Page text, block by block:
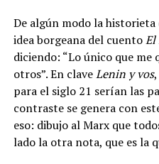
De algún modo la
idea borgeana del cuentoEl
diciendo: “Lo único que me
otros”. En claveLenin y vos
para el siglo 21 serían las
contraste se genera con
eso: dibujo al Marx que
lado la otra nota, que es la